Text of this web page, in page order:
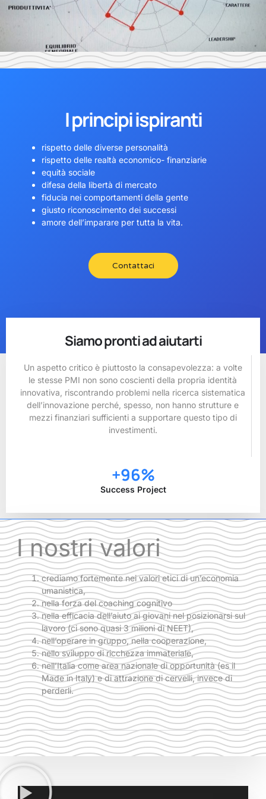
I principi ispiranti
rispetto delle diverse personalità
rispetto delle realtà economico- finanziarie
equità sociale
difesa della libertà di mercato
fiducia nei comportamenti della gente
giusto riconoscimento dei successi
amore dell’imparare per tutta la vita.
Contattaci
Siamo pronti ad aiutarti
Un aspetto critico è piuttosto la consapevolezza: a volte
le stesse PMI non sono coscienti della propria identità
innovativa, riscontrando problemi nella ricerca sistematica
dell’innovazione perché, spesso, non hanno strutture e
mezzi finanziari sufficienti a supportare questo tipo di
investimenti.
Success Project
+96%
I nostri valori
crediamo fortemente nei valori etici di un’economia
umanistica,
nella forza del coaching cognitivo
nella efficacia dell’aiuto ai giovani nel posizionarsi sul
lavoro (ci sono quasi 3 milioni di NEET),
nell’operare in gruppo, nella cooperazione,
nello sviluppo di ricchezza immateriale,
nell’Italia come area nazionale di opportunità (es il
Made in Italy) e di attrazione di cervelli, invece di
perderli.